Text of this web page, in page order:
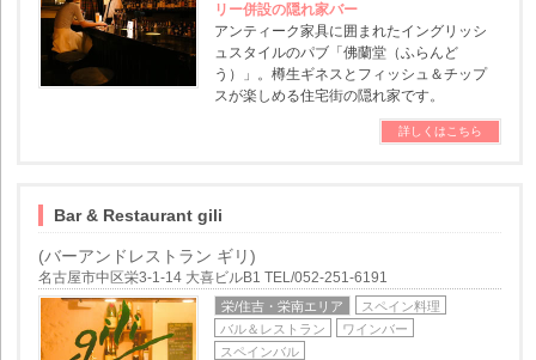
リー併設の隠れ家バー
アンティーク家具に囲まれたイングリッシ
ュスタイルのパブ「佛蘭堂（ふらんど
う）」。樽生ギネスとフィッシュ＆チップ
スが楽しめる住宅街の隠れ家です。
詳しくはこちら
Bar & Restaurant gili
(バーアンドレストラン ギリ)
名古屋市中区栄3-1-14 大喜ビルB1 TEL/052-251-6191
栄/住吉・栄南エリア
スペイン料理
バル＆レストラン
ワインバー
スペインバル